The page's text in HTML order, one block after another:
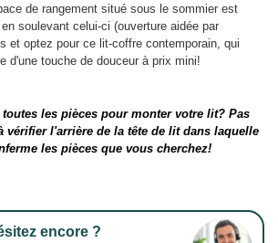
de rangement situé sous le sommier est
soulevant celui-ci (ouverture aidée par
et optez pour ce lit-coffre contemporain, qui
d'une touche de douceur à prix mini!
les pièces pour monter votre lit? Pas
vérifier l'arrière de la tête de lit dans laquelle
les pièces que vous cherchez!
encore ?